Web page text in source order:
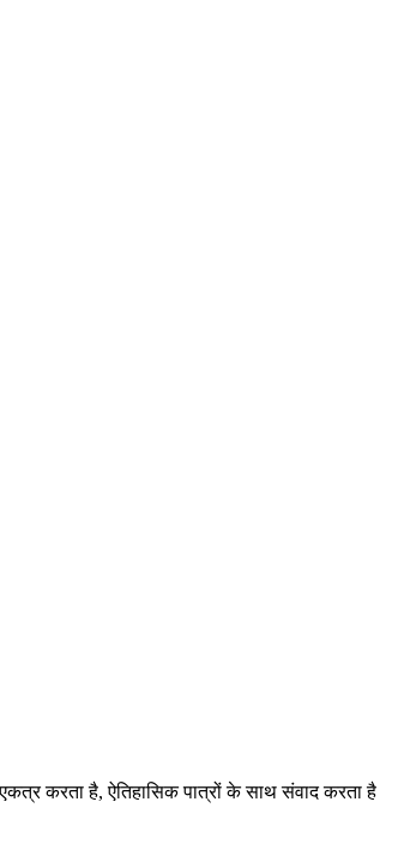
करता है, ऐतिहासिक पात्रों के साथ संवाद करता है